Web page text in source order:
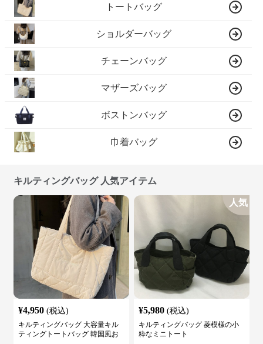
トートバッグ
ショルダーバッグ
チェーンバッグ
マザーズバッグ
ボストンバッグ
巾着バッグ
キルティングバッグ 人気アイテム
¥4,950 (税込)
キルティングバッグ 大容量キル
ティングトートバッグ 韓国風お
人気
¥5,980 (税込)
キルティングバッグ 菱模様の小
粋なミニトート